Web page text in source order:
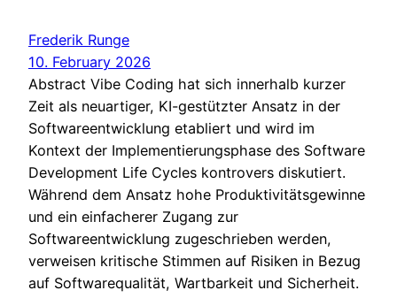
Frederik Runge
10. February 2026
Abstract Vibe Coding hat sich innerhalb kurzer
Zeit als neuartiger, KI-gestützter Ansatz in der
Softwareentwicklung etabliert und wird im
Kontext der Implementierungsphase des Software
Development Life Cycles kontrovers diskutiert.
Während dem Ansatz hohe Produktivitätsgewinne
und ein einfacherer Zugang zur
Softwareentwicklung zugeschrieben werden,
verweisen kritische Stimmen auf Risiken in Bezug
auf Softwarequalität, Wartbarkeit und Sicherheit.